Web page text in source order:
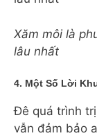
Xăm môi là
lâu nhất
4. Một Số Lời
Đê quá trình
vẫn đảm bảo